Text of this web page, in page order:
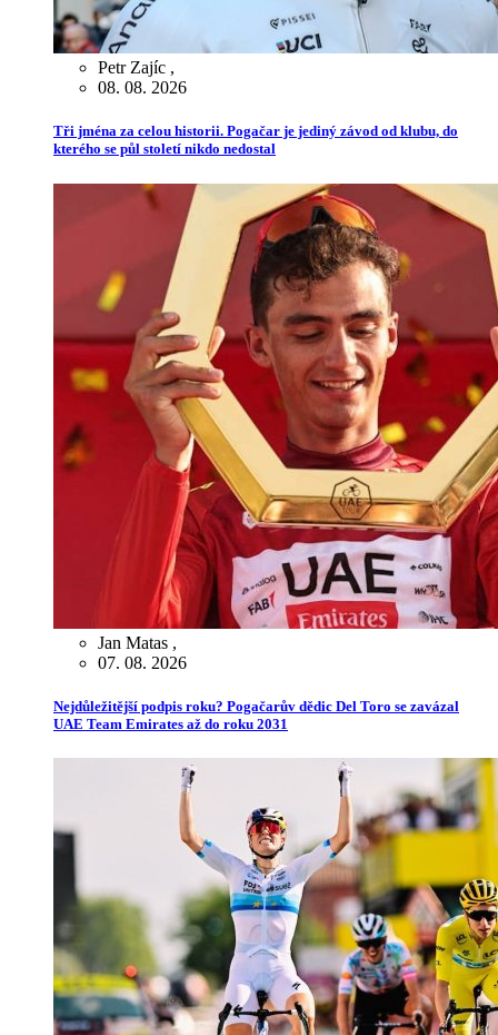
Petr Zajíc ,
08. 08. 2026
Tři jména za celou historii. Pogačar je jediný závod od klubu, do
kterého se půl století nikdo nedostal
Jan Matas ,
07. 08. 2026
Nejdůležitější podpis roku? Pogačarův dědic Del Toro se zavázal
UAE Team Emirates až do roku 2031